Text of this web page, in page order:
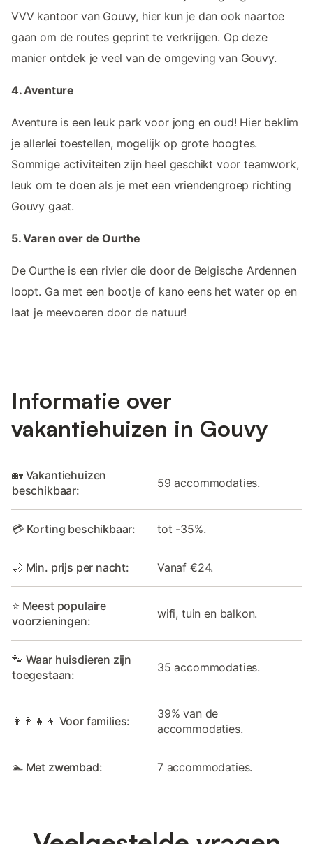
VVV kantoor van Gouvy, hier kun je dan ook naartoe
gaan om de routes geprint te verkrijgen. Op deze
manier ontdek je veel van de omgeving van Gouvy.
4. Aventure
Aventure is een leuk park voor jong en oud! Hier beklim
je allerlei toestellen, mogelijk op grote hoogtes.
Sommige activiteiten zijn heel geschikt voor teamwork,
leuk om te doen als je met een vriendengroep richting
Gouvy gaat.
5. Varen over de Ourthe
De Ourthe is een rivier die door de Belgische Ardennen
loopt. Ga met een bootje of kano eens het water op en
laat je meevoeren door de natuur!
Informatie over
vakantiehuizen in Gouvy
🏡 Vakantiehuizen
beschikbaar:
59 accommodaties.
💳 Korting beschikbaar: tot -35%.
🌙 Min. prijs per nacht: Vanaf €24.
⭐ Meest populaire
voorzieningen:
wifi, tuin en balkon.
🐾 Waar huisdieren zijn
toegestaan:
35 accommodaties.
👩‍👩‍👧‍👦 Voor families:
39% van de
accommodaties.
🏊 Met zwembad: 7 accommodaties.